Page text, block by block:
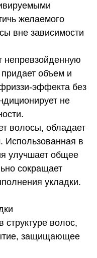
желаемого
вне зависимости
непревзойденную
придает объем и
эффекта без
не
волосы, обладает
Использованная в
улучшает общее
сокращает
укладки.
структуре волос,
защищающее